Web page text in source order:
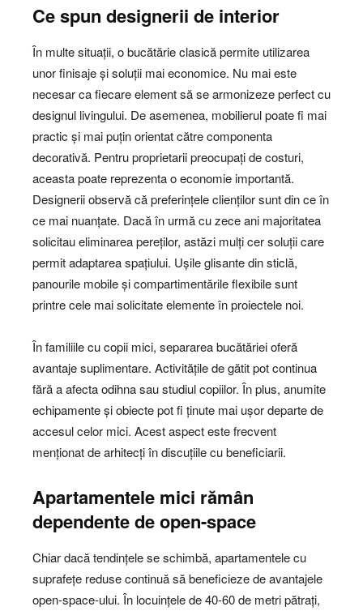
Ce spun designerii de interior
În multe situații, o bucătărie clasică permite utilizarea
unor finisaje și soluții mai economice. Nu mai este
necesar ca fiecare element să se armonizeze perfect cu
designul livingului. De asemenea, mobilierul poate fi mai
practic și mai puțin orientat către componenta
decorativă. Pentru proprietarii preocupați de costuri,
aceasta poate reprezenta o economie importantă.
Designerii observă că preferințele clienților sunt din ce în
ce mai nuanțate. Dacă în urmă cu zece ani majoritatea
solicitau eliminarea pereților, astăzi mulți cer soluții care
permit adaptarea spațiului. Ușile glisante din sticlă,
panourile mobile și compartimentările flexibile sunt
printre cele mai solicitate elemente în proiectele noi.
În familiile cu copii mici, separarea bucătăriei oferă
avantaje suplimentare. Activitățile de gătit pot continua
fără a afecta odihna sau studiul copiilor. În plus, anumite
echipamente și obiecte pot fi ținute mai ușor departe de
accesul celor mici. Acest aspect este frecvent
menționat de arhitecți în discuțiile cu beneficiarii.
Apartamentele mici rămân
dependente de open-space
Chiar dacă tendințele se schimbă, apartamentele cu
suprafețe reduse continuă să beneficieze de avantajele
open-space-ului. În locuințele de 40-60 de metri pătrați,